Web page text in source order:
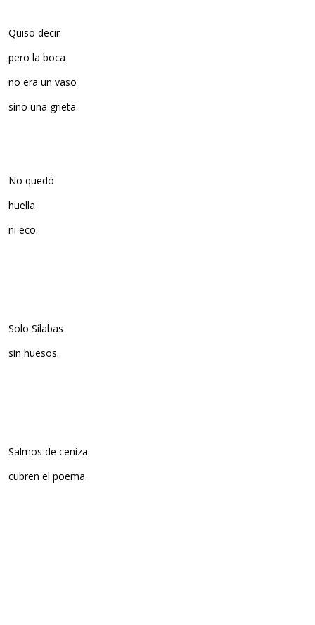
Quiso decir
pero la boca
no era un vaso
sino una grieta.
No quedó
huella
ni eco.
Solo Sílabas
sin huesos.
Salmos de ceniza
cubren el poema.